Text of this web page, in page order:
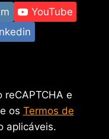
YouTube
e
e os Termos de
aplicáveis.